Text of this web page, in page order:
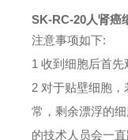
SK-RC-20人肾癌
注意事项如下:
1 收到细胞后首先
2 对于贴壁细胞
常，剩余漂浮的
的技术人员会一